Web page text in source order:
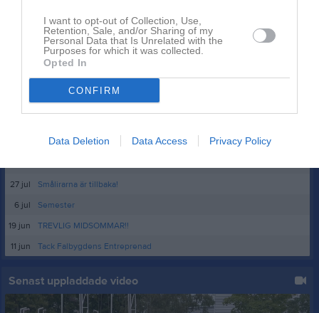
I want to opt-out of Collection, Use,
Retention, Sale, and/or Sharing of my
Personal Data that Is Unrelated with the
Purposes for which it was collected.
Opted In
CONFIRM
Data Deletion Data Access Privacy Policy
Kryss mot TG&IF
Seniorerna
Nyheter från föreningen
27 jul
Smålirarna är tillbaka!
6 jul
Semester
19 jun
TREVLIG MIDSOMMAR!!
11 jun
Tack Falbygdens Entreprenad
Senast uppladdade video